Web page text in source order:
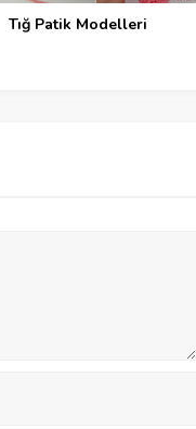
Tığ Patik Modelleri